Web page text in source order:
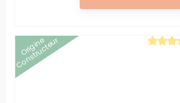
Origine
Constructeur